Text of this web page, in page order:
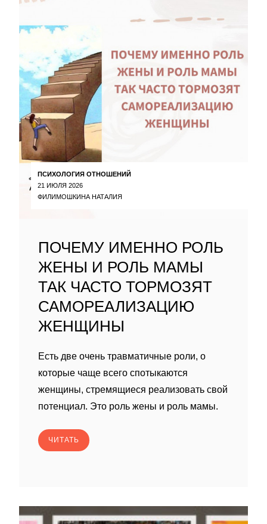
ПСИХОЛОГИЯ ОТНОШЕНИЙ
21 ИЮЛЯ 2026
ФИЛИМОШКИНА НАТАЛИЯ
ПОЧЕМУ ИМЕННО РОЛЬ
ЖЕНЫ И РОЛЬ МАМЫ
ТАК ЧАСТО ТОРМОЗЯТ
САМОРЕАЛИЗАЦИЮ
ЖЕНЩИНЫ
Есть две очень травматичные роли, о
которые чаще всего спотыкаются
женщины, стремящиеся реализовать свой
потенциал. Это роль жены и роль мамы.
ЧИТАТЬ